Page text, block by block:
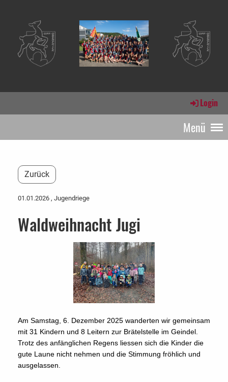
Login
Menü
Zurück
01.01.2026 , Jugendriege
Waldweihnacht Jugi
Am Samstag, 6. Dezember 2025 wanderten wir gemeinsam
mit 31 Kindern und 8 Leitern zur Brätelstelle im Geindel.
Trotz des anfänglichen Regens liessen sich die Kinder die
gute Laune nicht nehmen und die Stimmung fröhlich und
ausgelassen.